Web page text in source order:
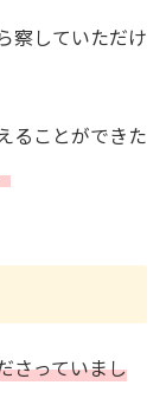
察していただけ
ることができた
さっていまし